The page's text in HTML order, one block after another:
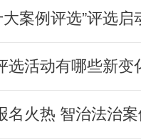
案例评选”评选启
选活动有哪些新变
名火热 智治法治